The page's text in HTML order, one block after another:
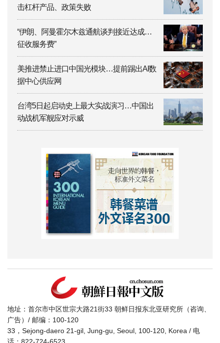
击杠杆产品、政策失败
“伊朗、阿曼霍尔木兹通航谈判接近达成…
征收服务费”
美推进禁止进口中国光模块…提前踢出AI数
据中心供应网
台湾5日起启动史上最大实战演习…中国出
动战机军舰应对示威
地址：首尔市中区世宗大路21街33 朝鲜日报东北亚研究所（咨询、
广告）/ 邮编：100-120
33，Sejong-daero 21-gil, Jung-gu, Seoul, 100-120, Korea / 电